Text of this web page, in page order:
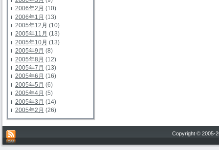
2006年2月 (10)
2006年1月 (13)
2005年12月 (10)
2005年11月 (13)
2005年10月 (13)
2005年9月 (8)
2005年8月 (12)
2005年7月 (13)
2005年6月 (16)
2005年5月 (6)
2005年4月 (5)
2005年3月 (14)
2005年2月 (26)
Copyright © 2005-